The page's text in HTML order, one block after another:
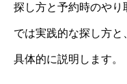
探し方と予約時のやり
では実践的な探し方
具体的に説明します。